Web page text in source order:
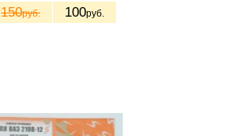
150руб. 100руб.